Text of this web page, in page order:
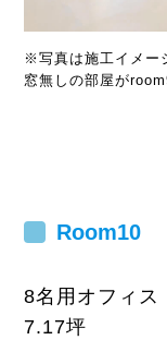
※写真は施工イメー
窓無しの部屋が
Room10
8名用オフィス
7.17坪